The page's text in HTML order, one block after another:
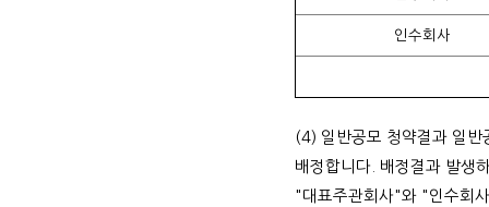
인수회사
(4) 일반공모 청약결과 일반
배정합니다. 배정결과 발생
"대표주관회사"와 "인수회